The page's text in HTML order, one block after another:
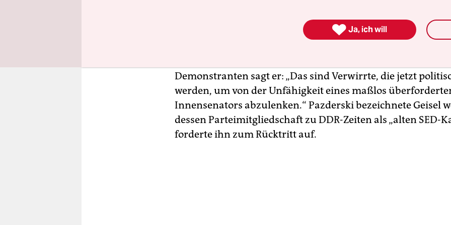
AfD-Fraktion beantragten Debatte zur Sicherheitslage in
hielt AfD-Fraktionschef Georg Pazderski Geisel und der
Demonstranten sagt er: „Das sind Verwirrte, die jetzt
werden, um von der Unfähigkeit eines maßlos
Innensenators abzulenken.“ Pazderski bezeichnete Geisel
dessen Parteimitgliedschaft zu DDR-Zeiten als „alten SED-
forderte ihn zum Rücktritt auf.
 Ja, ich will